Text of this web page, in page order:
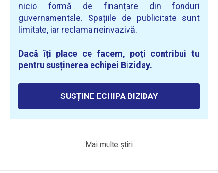
nicio formă de finanțare din fonduri
guvernamentale. Spațiile de publicitate sunt
limitate, iar reclama neinvazivă.
Dacă îți place ce facem, poți contribui tu
pentru susținerea echipei Biziday.
SUSȚINE ECHIPA BIZIDAY
Mai multe știri